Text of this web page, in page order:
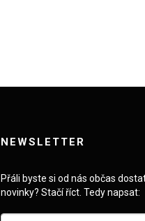
NEWSLETTER
Přáli byste si od nás občas
novinky? Stačí říct. Tedy napsat: